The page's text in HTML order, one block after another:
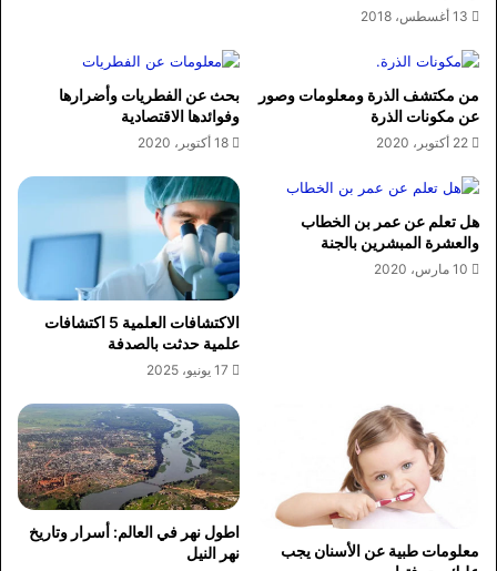
13 أغسطس، 2018
من مكتشف الذرة ومعلومات وصور
عن مكونات الذرة
22 أكتوبر، 2020
بحث عن الفطريات وأضرارها
وفوائدها الاقتصادية
18 أكتوبر، 2020
هل تعلم عن عمر بن الخطاب
والعشرة المبشرين بالجنة
10 مارس، 2020
الاكتشافات العلمية 5 اكتشافات
علمية حدثت بالصدفة
17 يونيو، 2025
معلومات طبية عن الأسنان يجب
اطول نهر في العالم: أسرار وتاريخ
نهر النيل